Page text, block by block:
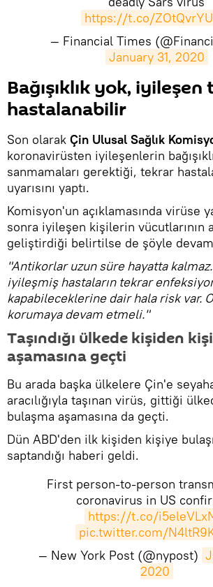
https://t.co/
— Financial Times
January 31, 2020
Bağışıklık yok,
hastalanabilir
Son olarak Çin Ulusal Sağlık
koronavirüsten iyileşenlerin
sanmamaları gerektiği, tekrar
uyarısını yaptı.
Komisyon'un açıklamasında virüse
sonra iyileşen kişilerin vücutlarının
geliştirdiği belirtilse de şöyle
"Antikorlar uzun süre hayatta
iyileşmiş hastaların tekrar
kapabileceklerine dair hala risk var.
korumaya devam etmeli."
Taşındığı ülkede kişiden
aşamasına geçti
Bu arada başka ülkelere Çin'e
aracılığıyla taşınan virüs, gittiği
bulaşma aşamasına da geçti.
Dün ABD'den ilk kişiden kişiye
saptandığı haberi geldi.
First person-to-person
coronavirus in US
https://t.co/
pic.twitter.com/
— New York Post (@nypost)
2020